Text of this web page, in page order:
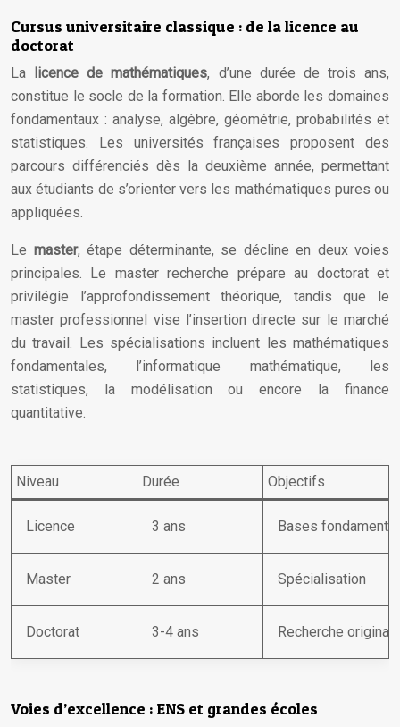
Cursus universitaire classique : de la licence au
doctorat
La licence de mathématiques, d’une durée de trois ans,
constitue le socle de la formation. Elle aborde les domaines
fondamentaux : analyse, algèbre, géométrie, probabilités et
statistiques. Les universités françaises proposent des
parcours différenciés dès la deuxième année, permettant
aux étudiants de s’orienter vers les mathématiques pures ou
appliquées.
Le master, étape déterminante, se décline en deux voies
principales. Le master recherche prépare au doctorat et
privilégie l’approfondissement théorique, tandis que le
master professionnel vise l’insertion directe sur le marché
du travail. Les spécialisations incluent les mathématiques
fondamentales, l’informatique mathématique, les
statistiques, la modélisation ou encore la finance
quantitative.
Niveau Durée Objectifs
Licence 3 ans Bases
Master 2 ans Spécialisation
Doctorat 3-4 ans Recherche originale
Voies d’excellence : ENS et grandes écoles